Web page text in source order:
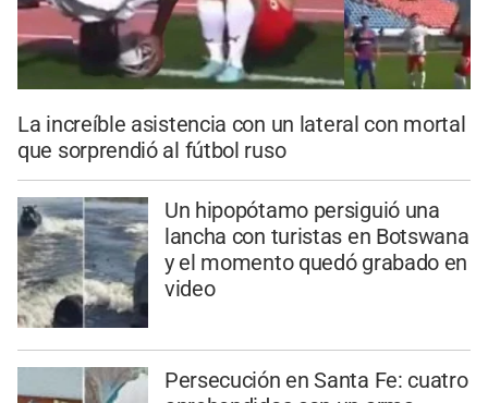
La increíble asistencia con un lateral con mortal
que sorprendió al fútbol ruso
Un hipopótamo persiguió una
lancha con turistas en Botswana
y el momento quedó grabado en
video
Persecución en Santa Fe: cuatro